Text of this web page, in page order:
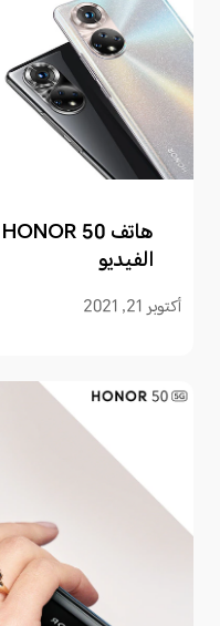
الفيديو
أكتوبر 21, 2021